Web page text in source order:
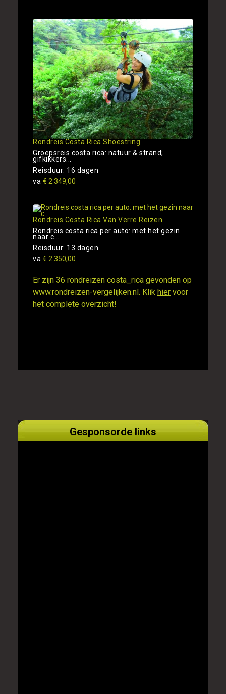
Rondreis Costa Rica Shoestring
Groepsreis costa rica: natuur & strand;
gifkikkers...
Reisduur: 16 dagen
va € 2.349,00
Rondreis Costa Rica Van Verre Reizen
Rondreis costa rica per auto: met het gezin
naar c...
Reisduur: 13 dagen
va € 2.350,00
Er zijn 36 rondreizen costa_rica gevonden op
www.rondreizen-vergelijken.nl. Klik hier voor
het complete overzicht!
Gesponsorde links